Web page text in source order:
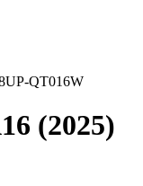
QT016W
(2025)